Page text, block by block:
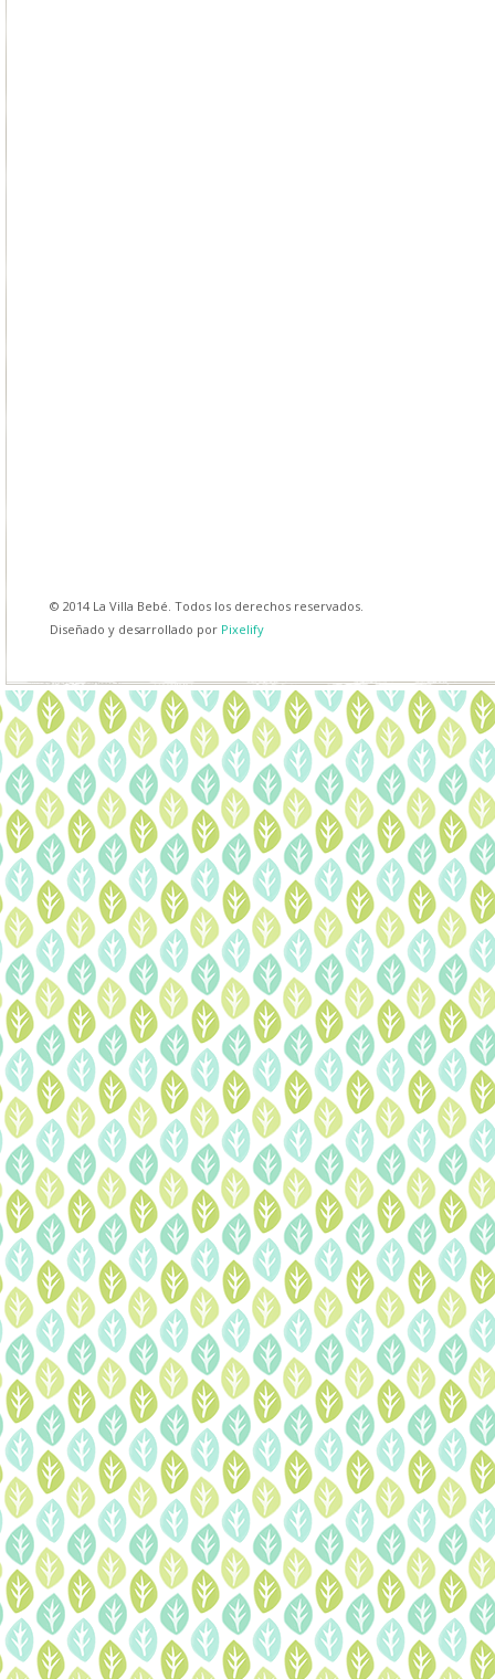
© 2014 La Villa Bebé. Todos los derechos reservados.
Diseñado y desarrollado por Pixelify